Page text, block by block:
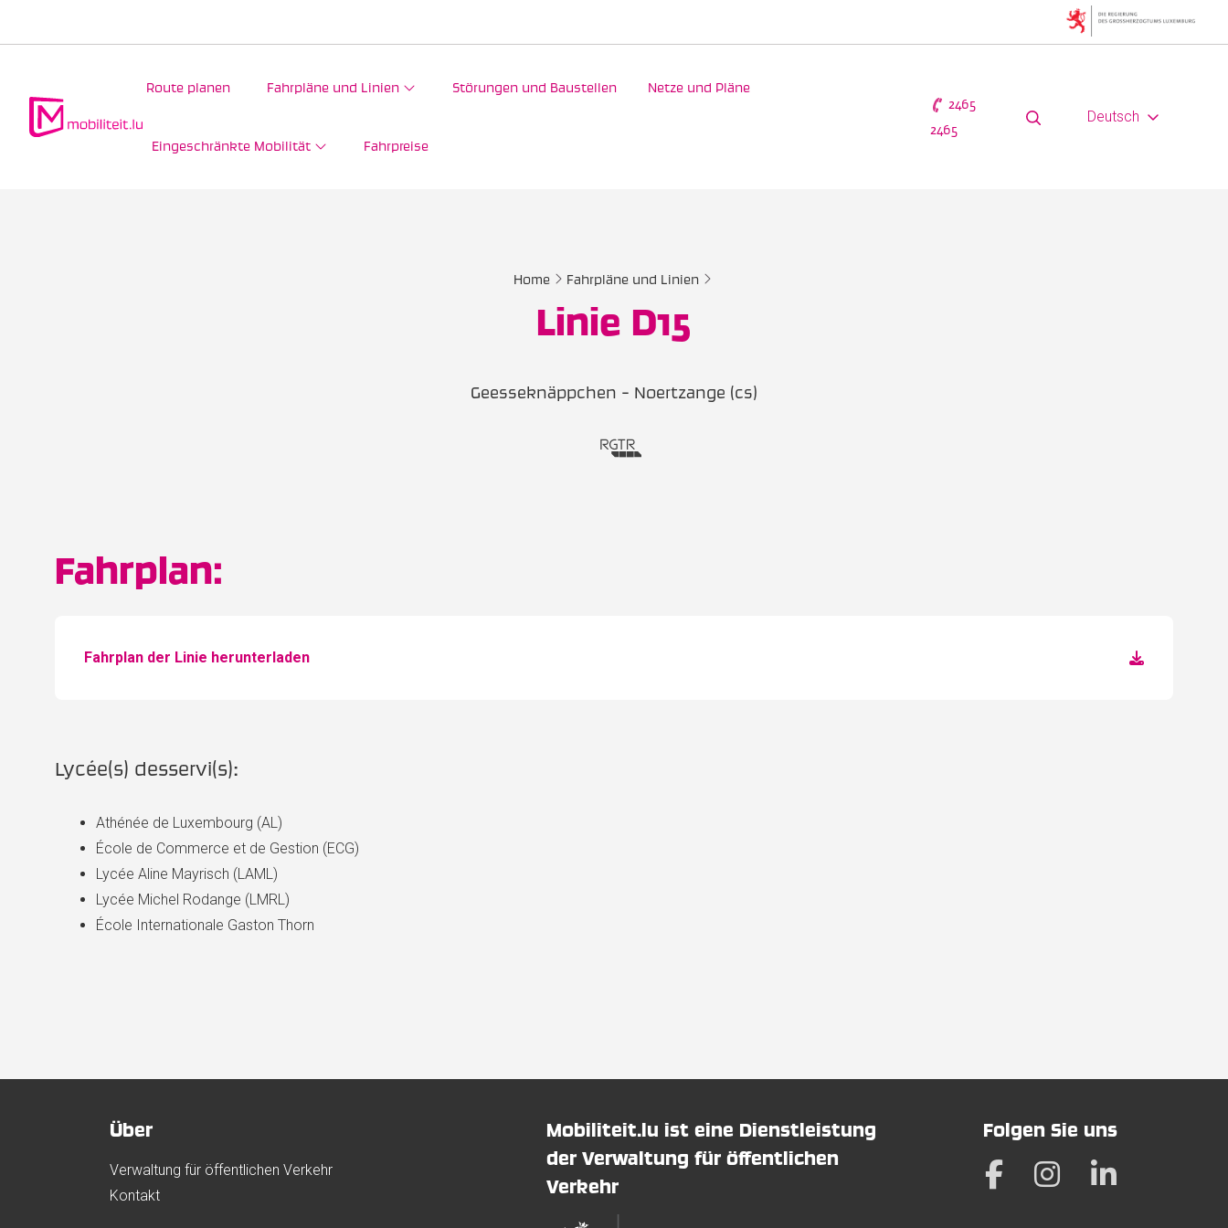
Route planen Fahrpläne und Linien Störungen und Baustellen Netze und Pläne
Eingeschränkte Mobilität Fahrpreise
2465
2465
Deutsch
Home Fahrpläne und Linien
Linie D15
Geesseknäppchen - Noertzange (cs)
Fahrplan:
Fahrplan der Linie herunterladen
Lycée(s) desservi(s):
Athénée de Luxembourg (AL)
École de Commerce et de Gestion (ECG)
Lycée Aline Mayrisch (LAML)
Lycée Michel Rodange (LMRL)
École Internationale Gaston Thorn
Über
Verwaltung für öffentlichen Verkehr
Kontakt
Mobiliteit.lu ist eine Dienstleistung
der Verwaltung für öffentlichen
Verkehr
Folgen Sie uns